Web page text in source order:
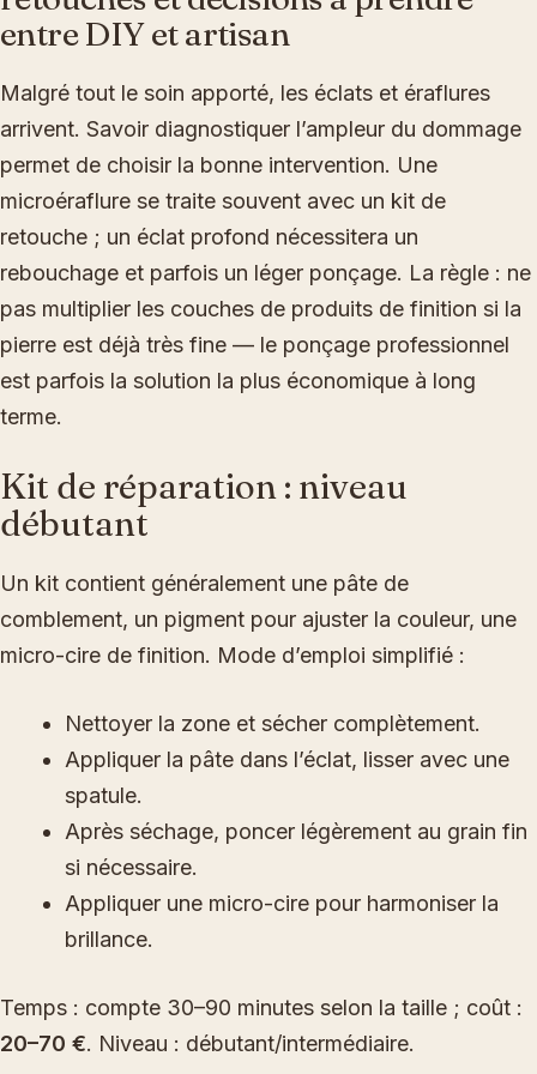
entre DIY et artisan
Malgré tout le soin apporté, les éclats et éraflures
arrivent. Savoir diagnostiquer l’ampleur du dommage
permet de choisir la bonne intervention. Une
microéraflure se traite souvent avec un kit de
retouche ; un éclat profond nécessitera un
rebouchage et parfois un léger ponçage. La règle : ne
pas multiplier les couches de produits de finition si la
pierre est déjà très fine — le ponçage professionnel
est parfois la solution la plus économique à long
terme.
Kit de réparation : niveau
débutant
Un kit contient généralement une pâte de
comblement, un pigment pour ajuster la couleur, une
micro-cire de finition. Mode d’emploi simplifié :
Nettoyer la zone et sécher complètement.
Appliquer la pâte dans l’éclat, lisser avec une
spatule.
Après séchage, poncer légèrement au grain fin
si nécessaire.
Appliquer une micro-cire pour harmoniser la
brillance.
Temps : compte 30–90 minutes selon la taille ; coût :
20–70 €. Niveau : débutant/intermédiaire.